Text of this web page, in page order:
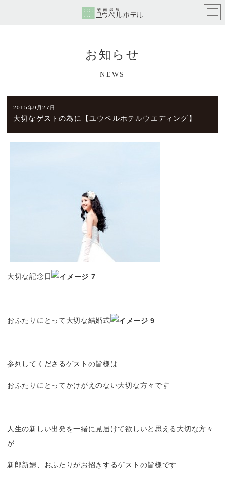
お知らせ
NEWS
2015年9月27日
大切なゲストの為に【ユウベルホテルウエディング】
大切な記念日
おふたりにとって大切な結婚式
参列してくださるゲストの皆様は
おふたりにとってかけがえのない大切な方々です
人生の新しい出発を一緒に見届けて欲しいと思える大切な方々
が
新郎新婦、おふたりがお招きするゲストの皆様です